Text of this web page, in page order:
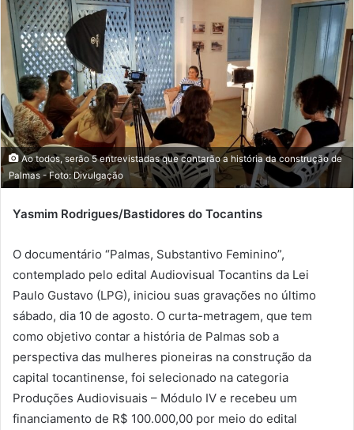
u
m
e
-
m
a
i
Ao todos, serão 5 entrevistadas que contarão a história da construção de
Palmas - Foto: Divulgação
Yasmim Rodrigues/Bastidores do Tocantins
O documentário “Palmas, Substantivo Feminino”,
contemplado pelo edital Audiovisual Tocantins da Lei
Paulo Gustavo (LPG), iniciou suas gravações no último
sábado, dia 10 de agosto. O curta-metragem, que tem
como objetivo contar a história de Palmas sob a
perspectiva das mulheres pioneiras na construção da
capital tocantinense, foi selecionado na categoria
Produções Audiovisuais – Módulo IV e recebeu um
financiamento de R$ 100.000,00 por meio do edital